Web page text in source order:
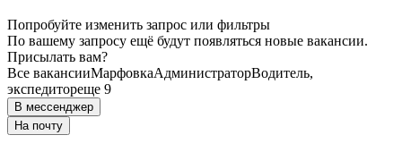
Попробуйте изменить запрос или фильтры
По вашему запросу ещё будут появляться новые вакансии.
Присылать вам?
Все вакансииМарфовкаАдминистраторВодитель,
экспедитореще 9
В мессенджер
На почту